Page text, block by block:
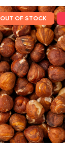
OUT OF STOCK